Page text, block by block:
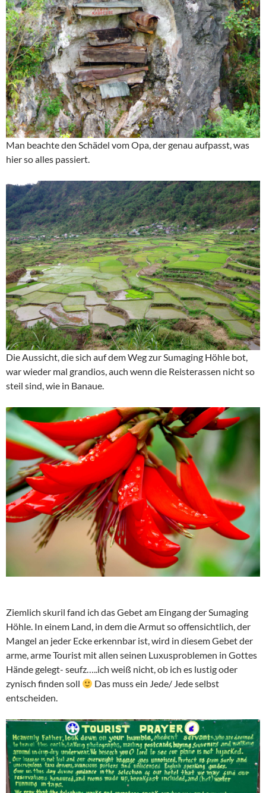
Man beachte den Schädel vom Opa, der genau aufpasst, was
hier so alles passiert.
Die Aussicht, die sich auf dem Weg zur Sumaging Höhle bot,
war wieder mal grandios, auch wenn die Reisterassen nicht so
steil sind, wie in Banaue.
Ziemlich skuril fand ich das Gebet am Eingang der Sumaging
Höhle. In einem Land, in dem die Armut so offensichtlich, der
Mangel an jeder Ecke erkennbar ist, wird in diesem Gebet der
arme, arme Tourist mit allen seinen Luxusproblemen in Gottes
Hände gelegt- seufz…..ich weiß nicht, ob ich es lustig oder
zynisch finden soll
Das muss ein Jede/ Jede selbst
entscheiden.